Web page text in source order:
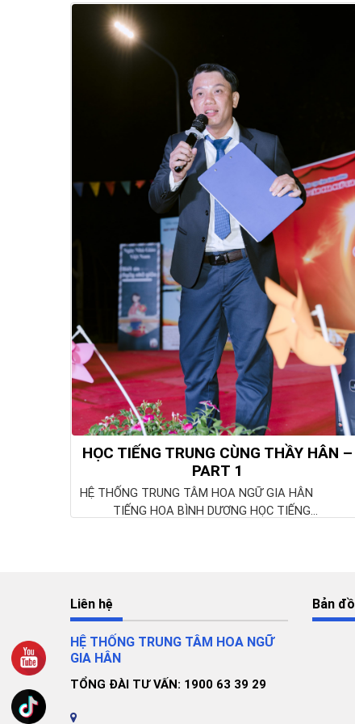
HỌC TIẾNG TRUNG CÙNG THẦY HÂN –
PART 1
HỆ THỐNG TRUNG TÂM HOA NGỮ GIA HÂN
TIẾNG HOA BÌNH DƯƠNG HỌC TIẾNG...
Liên hệ
HỆ THỐNG TRUNG TÂM HOA NGỮ
GIA HÂN
TỔNG ĐÀI TƯ VẤN: 1900 63 39 29
Bản đồ